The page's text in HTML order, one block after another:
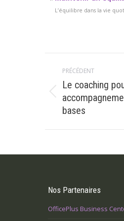
L’équilibre dans la vie
article
PRÉCÉDENT
Article
précédent
Le coaching
bases
Nos Partenaires
OfficePlus Business